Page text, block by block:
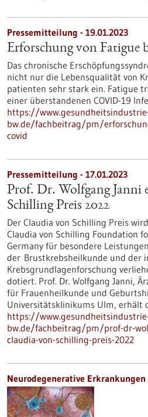
Pressemitteilung - 19.01.2023
Erforschung von Fatigue
Das chronische
nicht nur die Lebensqualität von
patienten sehr stark ein. Fatigue
einer überstandenen COVID-19
https://
bw.de/fachbeitrag/pm/
covid
Pressemitteilung - 17.01.2023
Prof. Dr. Wolfgang Janni
Schilling Preis 2022
Der Claudia von Schilling Preis
Claudia von Schilling Foundation
Germany für besondere
der Brustkrebsheilkunde und der
Krebsgrundlagenforschung
dotiert. Prof. Dr. Wolfgang Janni,
für Frauenheilkunde und
Universitätsklinikums Ulm, erhält
https://
bw.de/fachbeitrag/pm/prof-dr-
claudia-von-schilling-preis-2022
Neurodegenerative Erkrankungen